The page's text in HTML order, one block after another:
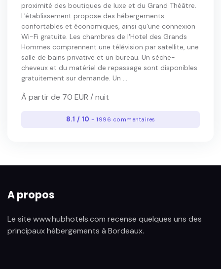
proximité des boutiques de luxe et du Grand Théâtre.
L'établissement propose des hébergements
confortables et économiques, ainsi qu'une connexion
Wi-Fi gratuite. Les chambres de l'Hotel des Grands
Hommes comprennent une télévision par satellite, une
salle de bains privative et un bureau. Un sèche-
cheveux et du matériel de repassage sont disponibles
gratuitement sur demande. Un ...
À partir de 70 EUR / nuit
8.1 / 10 - 1996 commentaires
A propos
Le site www.hubhotels.com recense quelques uns des
principaux hébergements à Bordeaux.